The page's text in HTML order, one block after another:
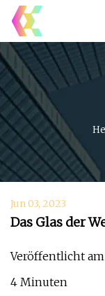
Jun 03, 2023
Das Glas der
Veröffentlicht
4 Minuten